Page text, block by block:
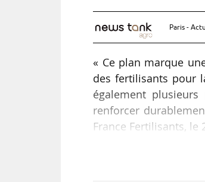
Paris -
« Ce plan marque
des fertilisants pour
également
renforcer
France Fertilisants, le
L’organisation